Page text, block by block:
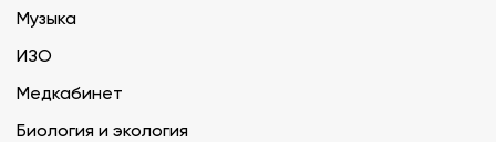
Музыка
ИЗО
Медкабинет
Биология и экология